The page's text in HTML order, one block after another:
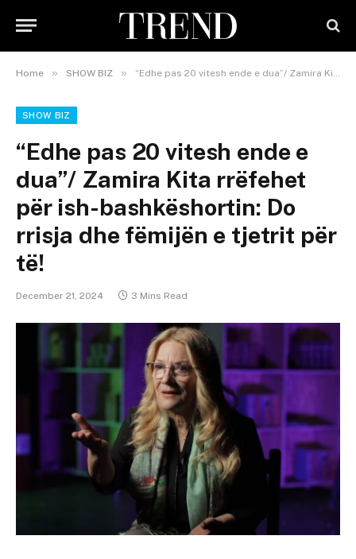
Home » SHOW BIZ » “Edhe pas 20 vitesh ende e dua”/ Zamira Kita rrëfehet për ish-bashkëshortin: Do rrisja dhe fëmijën e tjetrit për të!
SHOW BIZ
“Edhe pas 20 vitesh ende e
dua”/ Zamira Kita rrëfehet
për ish-bashkëshortin: Do
rrisja dhe fëmijën e tjetrit për
të!
December 21, 2024 3 Mins Read